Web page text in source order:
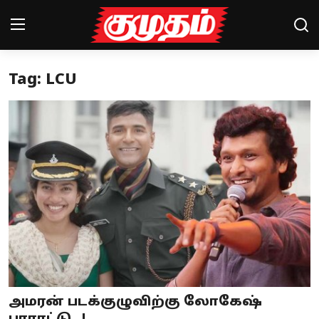
Home
Magazines
Games
Cinema
Videos
Health
Sports
Special Story
Tag: LCU
அமரன் படக்குழுவிற்கு லோகேஷ்